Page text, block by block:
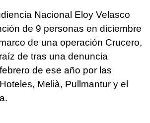
Nacional Eloy Velasco
de 9 personas en diciembre
de una operación Crucero,
de tras una denuncia
de ese año por las
Melià, Pullmantur y el